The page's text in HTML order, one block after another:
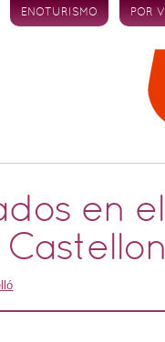
ENOTURISMO POR
en